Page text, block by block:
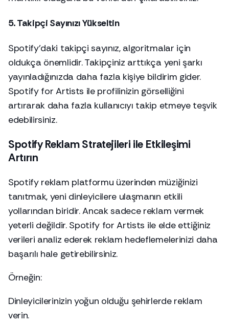
5. Takipçi Sayınızı Yükseltin
Spotify’daki takipçi sayınız, algoritmalar için
oldukça önemlidir. Takipçiniz arttıkça yeni şarkı
yayınladığınızda daha fazla kişiye bildirim gider.
Spotify for Artists ile profilinizin görselliğini
artırarak daha fazla kullanıcıyı takip etmeye teşvik
edebilirsiniz.
Spotify Reklam Stratejileri ile Etkileşimi
Artırın
Spotify reklam platformu üzerinden müziğinizi
tanıtmak, yeni dinleyicilere ulaşmanın etkili
yollarından biridir. Ancak sadece reklam vermek
yeterli değildir. Spotify for Artists ile elde ettiğiniz
verileri analiz ederek reklam hedeflemelerinizi daha
başarılı hale getirebilirsiniz.
Örneğin:
Dinleyicilerinizin yoğun olduğu şehirlerde reklam
verin.